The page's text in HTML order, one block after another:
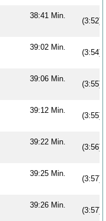
38:41 Min.
(3:52)
39:02 Min.
(3:54)
39:06 Min.
(3:55)
39:12 Min.
(3:55)
39:22 Min.
(3:56)
39:25 Min.
(3:57)
39:26 Min.
(3:57)